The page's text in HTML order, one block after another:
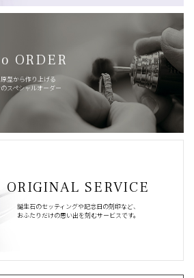
ORDER
型から作り上げる
スペシャルオーダー
ORIGINAL SERVICE
誕生石のセッティングや記念日の刻印など、
おふたりだけの思い出を刻むサービスです。